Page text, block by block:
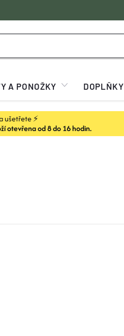
ušetřete ⚡
otevřena od 8 do 16 hodin.
A PONOŽKY DOPLŇKY